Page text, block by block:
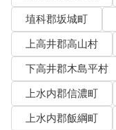
埴科郡坂城町
上高井郡高山村
下高井郡木島平村
上水内郡信濃町
上水内郡飯綱町